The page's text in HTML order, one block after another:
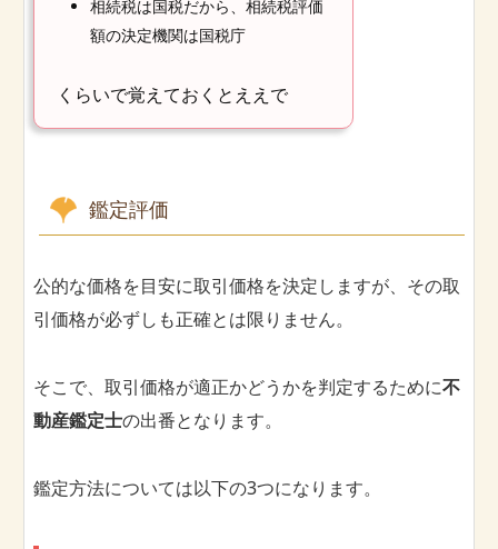
相続税は国税だから、相続税評価
額の決定機関は国税庁
くらいで覚えておくとええで
鑑定評価
公的な価格を目安に取引価格を決定しますが、その取
引価格が必ずしも正確とは限りません。
そこで、取引価格が適正かどうかを判定するために不
動産鑑定士の出番となります。
鑑定方法については以下の3つになります。